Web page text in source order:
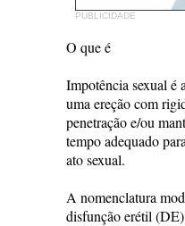
PUBLICIDADE
O que é
Impotência sexual é
uma ereção com
penetração e/ou
tempo adequado
ato sexual.
A nomenclatura
disfunção erétil